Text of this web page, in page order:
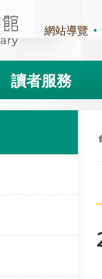
網站導覽
讀者服務